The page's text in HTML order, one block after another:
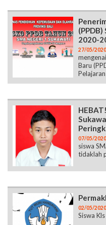
2020-
27/05/2020
Baru
07/05/2020
siswa
tidaklah
02/05/2020
Siswa